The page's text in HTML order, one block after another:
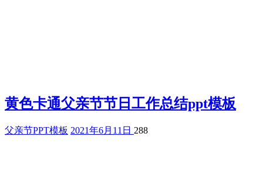
黄色卡通父亲节节日工作总结ppt模板
父亲节PPT模板 2021年6月11日 288